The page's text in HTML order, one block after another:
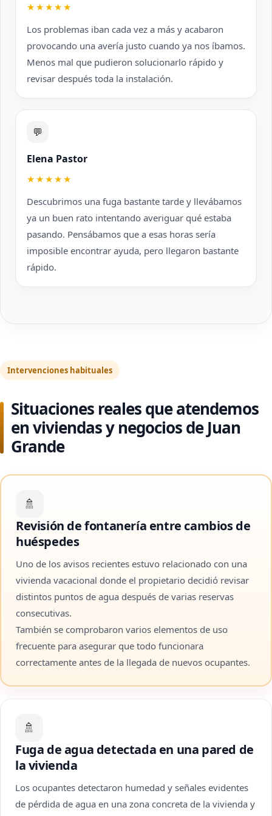
★★★★★
Los problemas iban cada vez a más y acabaron
provocando una avería justo cuando ya nos íbamos.
Menos mal que pudieron solucionarlo rápido y
revisar después toda la instalación.
💬
Elena Pastor
★★★★★
Descubrimos una fuga bastante tarde y llevábamos
ya un buen rato intentando averiguar qué estaba
pasando. Pensábamos que a esas horas sería
imposible encontrar ayuda, pero llegaron bastante
rápido.
Intervenciones habituales
Situaciones reales que atendemos
en viviendas y negocios de Juan
Grande
🚿
Revisión de fontanería entre cambios de
huéspedes
Uno de los avisos recientes estuvo relacionado con una
vivienda vacacional donde el propietario decidió revisar
distintos puntos de agua después de varias reservas
consecutivas.
También se comprobaron varios elementos de uso
frecuente para asegurar que todo funcionara
correctamente antes de la llegada de nuevos ocupantes.
🚿
Fuga de agua detectada en una pared de
la vivienda
Los ocupantes detectaron humedad y señales evidentes
de pérdida de agua en una zona concreta de la vivienda y